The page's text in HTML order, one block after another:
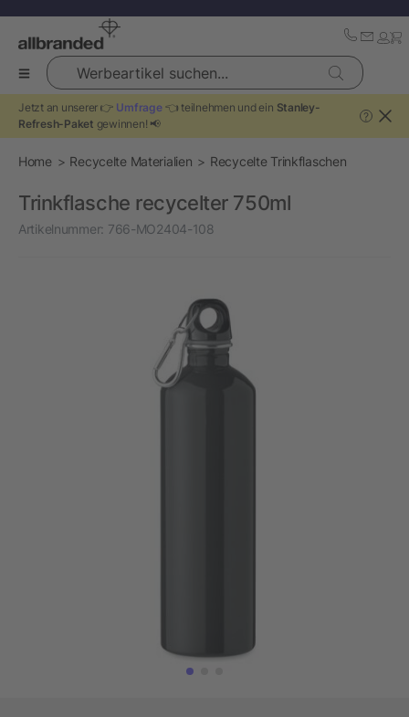
Werbeartikel suchen...
Jetzt an unserer 👉 Umfrage👈 teilnehmen und ein Stanley-
Refresh-Paket gewinnen! 📢
?
Home Recycelte Materialien Recycelte Trinkflaschen
Trinkflasche recycelter 750ml
Artikelnummer: 766-MO2404-108